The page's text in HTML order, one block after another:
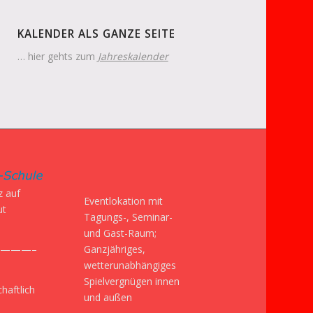
KALENDER ALS GANZE SEITE
… hier gehts zum Jahreskalender
auf
Eventlokation mit
Tagungs-, Seminar-
und Gast-Raum;
Ganzjähriges,
wetterunabhängiges
Spielvergnügen innen
und außen